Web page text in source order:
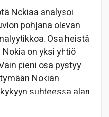
Nokiaa analysoi
pohjana olevan
Osa heistä
on yksi yhtiö
pieni osa pystyy
Nokian
suhteessa alan